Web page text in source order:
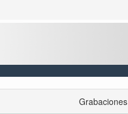
Grabaciones